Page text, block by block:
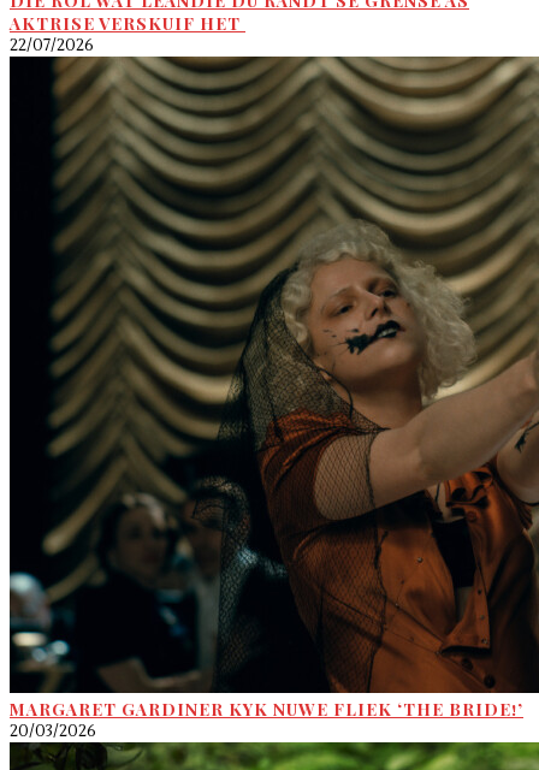
AKTRISE VERSKUIF HET
22/07/2026
MARGARET GARDINER KYK NUWE FLIEK ‘THE BRIDE!’
20/03/2026